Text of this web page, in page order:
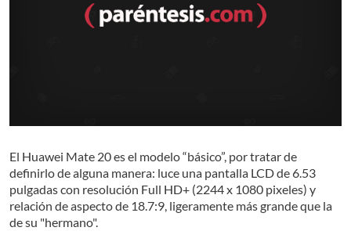
El Huawei Mate 20 es el modelo “básico”, por tratar de
definirlo de alguna manera: luce una pantalla LCD de 6.53
pulgadas con resolución Full HD+ (2244 x 1080 pixeles) y
relación de aspecto de 18.7:9, ligeramente más grande que la
de su "hermano".